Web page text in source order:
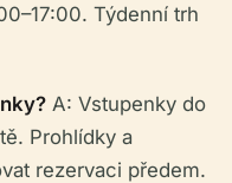
Týdenní trh
A: Vstupenky do
Prohlídky a
rezervaci předem.